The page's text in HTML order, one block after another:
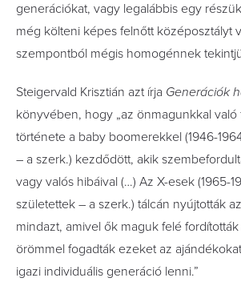
generációkat, vagy legalábbis egy
még költeni képes felnőtt középosztályt
szempontból mégis homogénnek
Steigervald Krisztián azt írja Generációk
könyvében, hogy „az önmagunkkal való
története a baby boomerekkel (1946-
– a szerk.) kezdődött, akik
vagy valós hibáival (…) Az X-esek (1965-
születettek – a szerk.) tálcán nyújtották
mindazt, amivel ők maguk felé
örömmel fogadták ezeket az
igazi individuális generáció lenni.”